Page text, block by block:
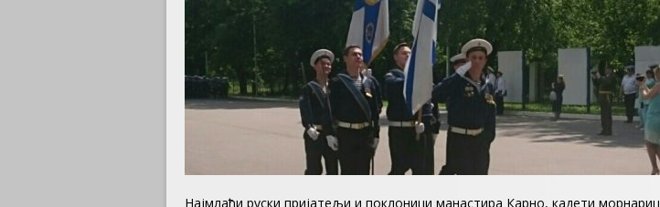
Најмлађи руски пријатељи и поклоници манастира Карно, кадети